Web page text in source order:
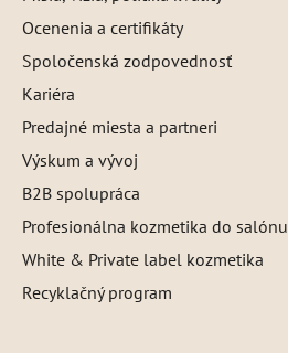
Ocenenia a certifikáty
Spoločenská zodpovednosť
Kariéra
Predajné miesta a partneri
Výskum a vývoj
B2B spolupráca
Profesionálna kozmetika do salónu
White & Private label kozmetika
Recyklačný program